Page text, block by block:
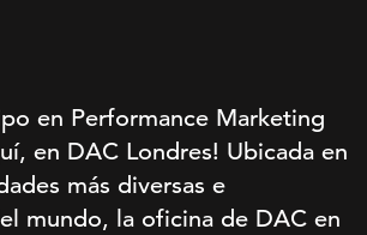
en Performance Marketing
en DAC Londres! Ubicada en
más diversas e
mundo, la oficina de DAC en